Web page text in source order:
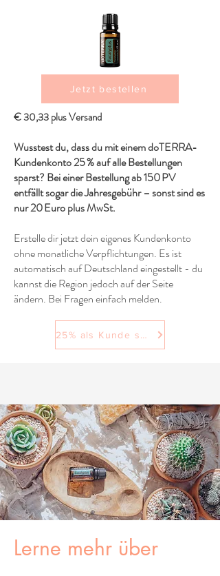
Jetzt bestellen
€ 30,33 plus Versand
Wusstest du, dass du mit einem doTERRA-
Kundenkonto 25 % auf alle Bestellungen
sparst? Bei einer Bestellung ab 150 PV
entfällt sogar die Jahresgebühr – sonst sind es
nur 20 Euro plus MwSt.
Erstelle dir jetzt dein eigenes Kundenkonto
ohne monatliche Verpflichtungen. Es ist
automatisch auf Deutschland eingestellt - du
kannst die Region jedoch auf der Seite
ändern. Bei Fragen einfach melden.
25% als Kunde sparen
Lerne mehr über